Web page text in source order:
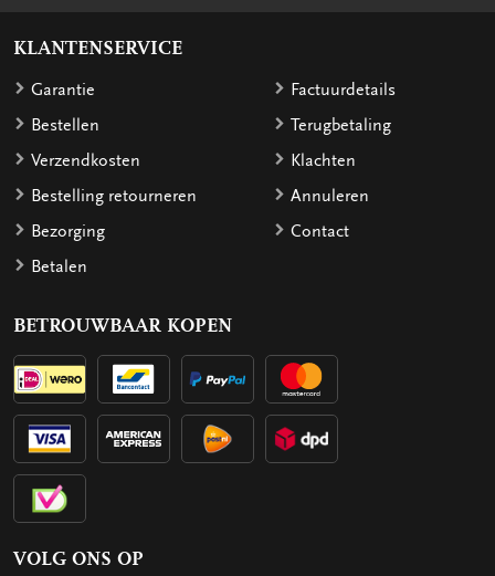
KLANTENSERVICE
Garantie
Bestellen
Verzendkosten
Bestelling retourneren
Bezorging
Betalen
Factuurdetails
Terugbetaling
Klachten
Annuleren
Contact
BETROUWBAAR KOPEN
VOLG ONS OP